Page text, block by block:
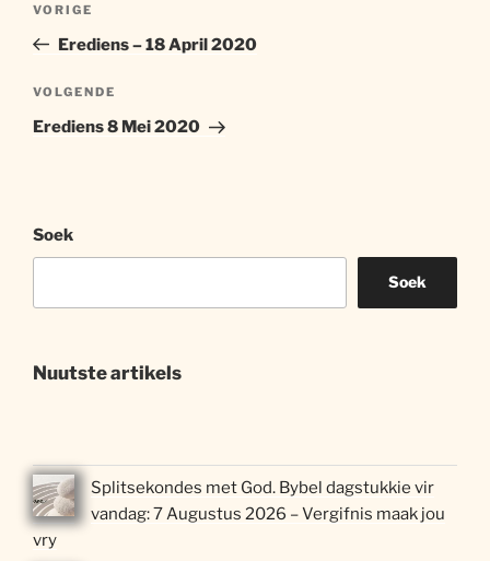
Vorige
artikel
VORIGE
Erediens – 18 April 2020
Volgende
artikel
VOLGENDE
Erediens 8 Mei 2020
Soek
Soek
Nuutste artikels
Splitsekondes met God. Bybel dagstukkie vir
vandag: 7 Augustus 2026 – Vergifnis maak jou
vry